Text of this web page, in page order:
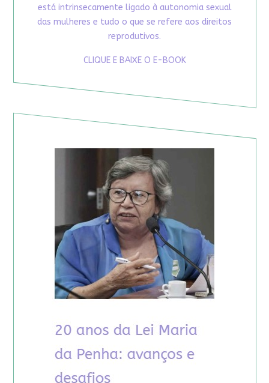
está intrinsecamente ligado à autonomia sexual
das mulheres e tudo o que se refere aos direitos
reprodutivos.
CLIQUE E BAIXE O E-BOOK